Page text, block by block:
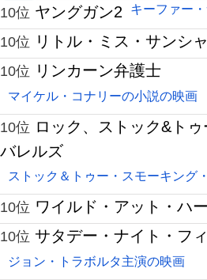
10位 ヤングガン2 キーファー
10位 リトル・ミス・サンシ
10位 リンカーン弁護士
マイケル・コナリーの小説の映画
10位 ロック、ストック&トゥ
バレルズ
ストック＆トゥー・スモーキング
10位 ワイルド・アット・ハ
10位 サタデー・ナイト・フ
ジョン・トラボルタ主演の映画